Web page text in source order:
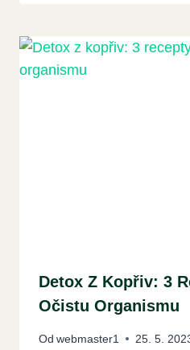
Detox Z Kopřiv: 3
Očistu Organismu
Od webmaster1 25. 5.